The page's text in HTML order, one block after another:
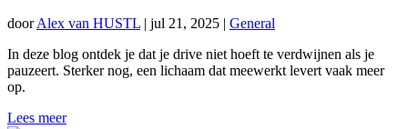
doorAlex van HUSTL | jul 21, 2025 | General
In deze blog ontdek je dat je drive niet hoeft te verdwijnen als je
pauzeert. Sterker nog, een lichaam dat meewerkt levert vaak meer
op.
Lees meer